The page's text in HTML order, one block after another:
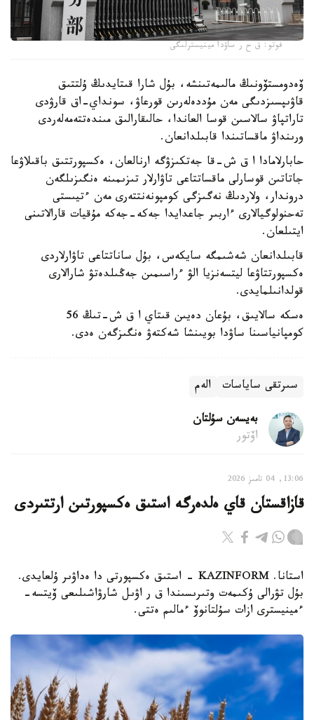
فوتو: ق ح ر ساۋدا مينيسترلىگى
ۆەدومستۆونىڭ مالىمەتىنشە، بۇل شارا قىتايدىڭ ۇلتتىق
قاۋىپسىزدىگى مەن مۇددەلەرىن قورعاۋ، سونداي-اق قارۋدى
تاراتپاۋ سالاسىن قوسا العاندا، حالىقارالىق مىندەتتەمەلەردى
ورىنداۋ ماقساتىندا قابىلدانعان.
حابارلامادا ا ق ش-قا جەتكىزۋگە ارنالعان، ەكسپورتتىق باقىلاۋعا
جاتاتىن قوسارلى ماقساتتاعى تاۋارلار تىزىمىنە ەنگىزىلگەن
دروندار، ولاردىڭ نەگىزگى كومپونەنتتەرى مەن ءتيىستى
تەحنولوگيالارى ءاربىر جاعدايدا جەكە-جەكە مۇقيات قارالاتىنى
ايتىلعان.
قابىلدانعان شەشىمگە سايكەس، بۇل ساناتتاعى تاۋارلاردى
ەكسپورتتاۋعا ليتسەنزيا الۋ ءراسىمىن جەڭىلدەتۋ شارالارى
قولدانىلمايدى.
ەسكە سالايىق، بۇعان دەيىن قىتاي ا ق ش-تىڭ 56
كومپانياسىنا ساۋدا بويىنشا شەكتەۋ ەنگىزگەن ەدى.
سىرتقى ساياسات الەم
بەيسەن سۇلتان
اۆتور
13:06, 04 تامىز 2026
قازاقستان قاي ەلدەرگە استىق ەكسپورتىن ارتتىردى
استانا. KAZINFORM - استىق ەكسپورتى دا ەداۋىر ۇلعايدى.
بۇل تۋرالى ۇكىمەت وتىرىسىندا ق ر اۋىل شارۋاشىلىعى ۆيتسە-
ءمينيسترى ازات سۇلتانوۆ ءمالىم ەتتى.